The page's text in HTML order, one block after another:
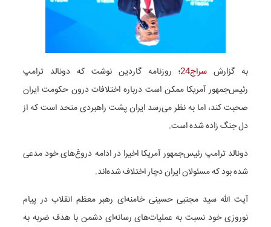
به گزارش سراج24
؛ روزنامه گاردین نوشت که دونالد ترامپ
رئیس‌جمهور آمریکا ممکن است درباره اختلافات درون حکومت ایران
صحبت کند، اما به نظر می‌رسد ایران پشت راهبردی متحد است که از
دل جنگ زاده شده است.
دونالد ترامپ رئیس‌جمهور آمریکا اخیرا در ادامه دروغ‌های خود مدعی
شده بود که مسئولان ایران دچار اختلاف شده‌اند.
آیت الله سید مجتبی حسینی خامنه‌ای رهبر معظم انقلاب در پیام
نوروزی خود نسبت به عملیات‌های رسانه‌ای دشمن با هدف ضربه به